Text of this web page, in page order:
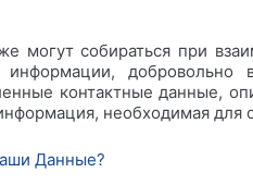
могут собираться при
информации,
контактные данные,
необходимая для
Данные?